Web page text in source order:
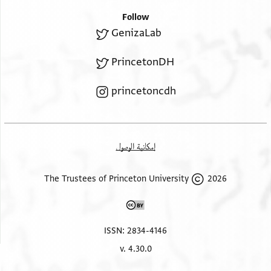
]סעדיה נ'ע' מנשה בר יוסף
Follow
GenizaLab
PrincetonDH
princetoncdh
إمكانية الوصول
2026 The Trustees of Princeton University
ISSN: 2834-4146
v. 4.30.0